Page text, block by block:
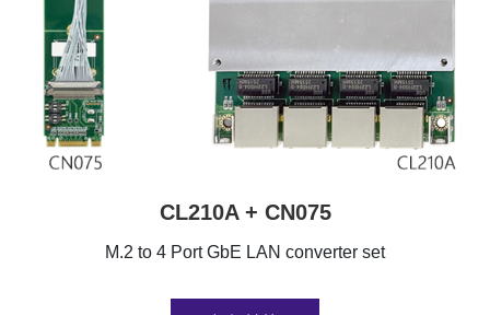
CL210A + CN075
M.2 to 4 Port GbE LAN converter set